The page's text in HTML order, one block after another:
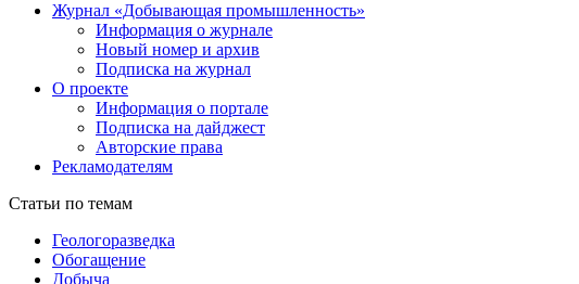
Журнал «Добывающая промышленность»
Информация о журнале
Новый номер и архив
Подписка на журнал
О проекте
Информация о портале
Подписка на дайджест
Авторские права
Рекламодателям
Статьи по темам
Геологоразведка
Обогащение
Добыча